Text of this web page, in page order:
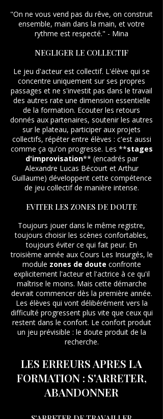
"On ne vous vend pas du rêve, on construit
ensemble, main dans la main, et votre
rythme est respecté." - Mina
NEGLIGER LE COLLECTIF
Le jeu d'acteur est collectif. L'élève qui se
concentre uniquement sur ses propres
passages et ne s'investit pas dans le travail
des autres rate une dimension essentielle
de la formation. Ecouter les retours
donnés aux partenaires, soutenir les autres
sur le plateau, participer aux projets
collectifs, répéter entre élèves : c'est aussi
comme ça qu'on progresse. Les **stages
d'improvisation** (encadrés par
Alexandre Lucas Bécourt et Arthur
Guillaume) développent cette compétence
de jeu collectif de manière intense.
EVITER LES ZONES DE DOUTE
Toujours jouer dans le même registre,
toujours choisir les scènes confortables,
toujours éviter ce qui fait peur. En
troisième année aux Cours Les Insurgés, le
module zones de doute confronte
explicitement l'acteur et l'actrice à ce qu'il
maîtrise le moins. Mais cette démarche
devrait commencer dès la première année.
Les élèves qui vont délibérément vers la
difficulté progressent plus vite que ceux qui
restent dans le confort. Le confort produit
un jeu prévisible : le doute produit de la
recherche.
LES ERREURS APRES LA
FORMATION : S'ARRETER,
ABANDONNER